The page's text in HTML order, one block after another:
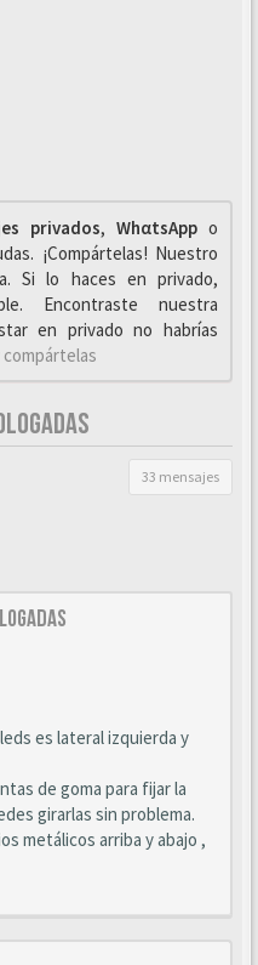
privados, WhαtsAppo
¡Compártelas! Nuestro
Si lo haces en privado,
Encontraste nuestra
en privado no habrías
33 mensajes
es lateral izquierda y
de goma para fijar la
girarlas sin problema.
metálicos arriba y abajo ,